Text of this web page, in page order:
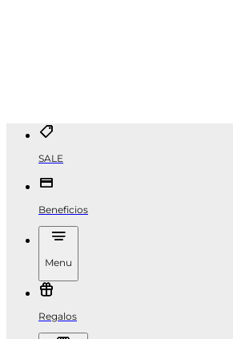
SALE
Beneficios
Menu
Regalos